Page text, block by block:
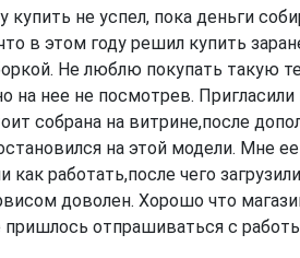
купить не успел, пока деньги
в этом году решил купить
Не люблю покупать такую
на нее не посмотрев. Пригласили
собрана на витрине,после
на этой модели. Мне
как работать,после чего
доволен. Хорошо что
отпрашиваться с